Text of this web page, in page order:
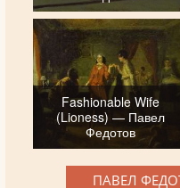
Fashionable Wife
(Lioness) — Павел
Федотов
ПАВЕЛ